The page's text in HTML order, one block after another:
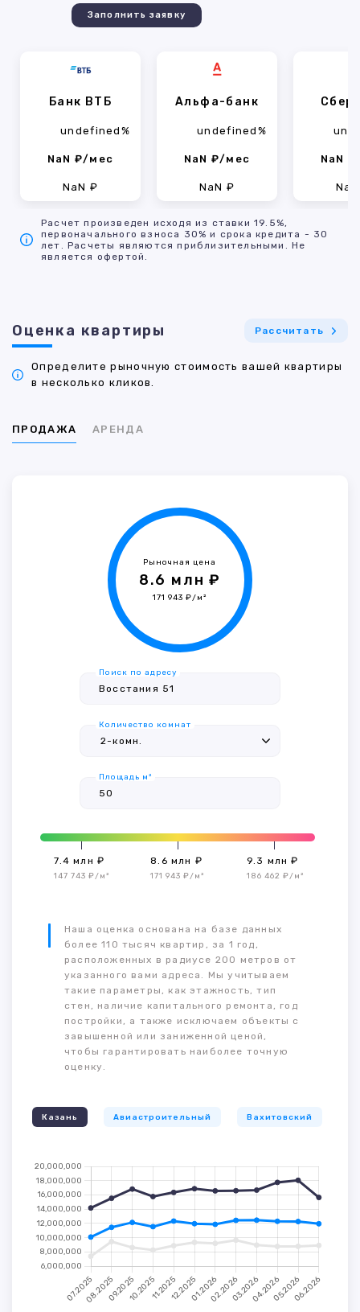
Заполнить заявку
Банк ВТБ
undefined%
NaN ₽/мес
NaN ₽
Альфа-банк
undefined%
NaN ₽/мес
NaN ₽
NaN
Расчет произведен исходя из ставки 19.5%,
первоначального взноса 30% и срока кредита - 30
лет. Расчеты являются приблизительными. Не
является офертой.
Оценка квартиры Рассчитать
Определите рыночную стоимость вашей квартиры
в несколько кликов.
ПРОДАЖА АРЕНДА
Рыночная цена
8.6 млн ₽
171 943 ₽/м²
Поиск по адресу
Количество комнат
Площадь м²
7.4 млн ₽
147 743 ₽/м²
8.6 млн ₽
171 943 ₽/м²
9.3 млн ₽
186 462 ₽/м²
Наша оценка основана на базе данных
более 110 тысяч квартир, за 1 год,
расположенных в радиусе 200 метров от
указанного вами адреса. Мы учитываем
такие параметры, как этажность, тип
стен, наличие капитального ремонта, год
постройки, а также исключаем объекты с
завышенной или заниженной ценой,
чтобы гарантировать наиболее точную
оценку.
Казань Авиастроительный Вахитовский